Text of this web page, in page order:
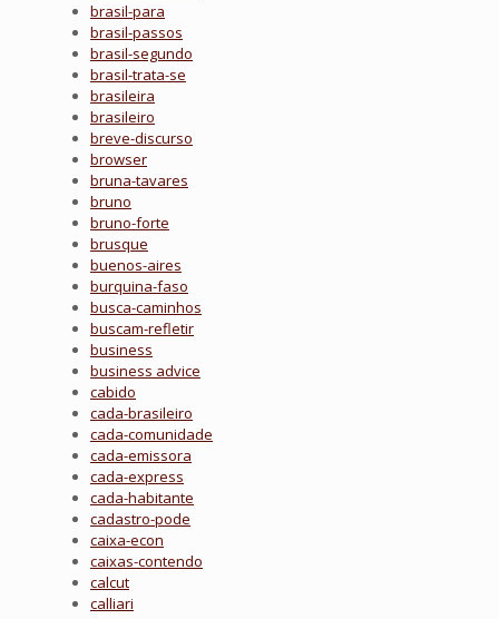
brasil-para
brasil-passos
brasil-segundo
brasil-trata-se
brasileira
brasileiro
breve-discurso
browser
bruna-tavares
bruno
bruno-forte
brusque
buenos-aires
burquina-faso
busca-caminhos
buscam-refletir
business
business advice
cabido
cada-brasileiro
cada-comunidade
cada-emissora
cada-express
cada-habitante
cadastro-pode
caixa-econ
caixas-contendo
calcut
calliari